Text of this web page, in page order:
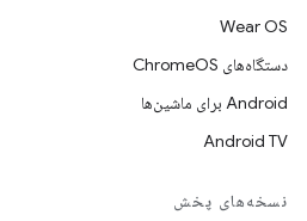
Wear OS
دستگاه‌های ChromeOS
Android برای ماشین‌ها
Android TV
نسخه‌های پخش